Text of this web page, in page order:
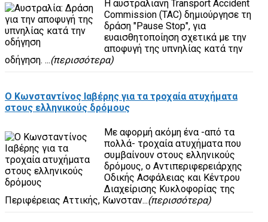
Η αυστραλιανή Transport Accident
Commission (TAC) δημιούργησε τη
δράση "Pause Stop", για
ευαισθητοποίηση σχετικά με την
αποφυγή της υπνηλίας κατά την
οδήγηση. ...(περισσότερα)
O Κωνσταντίνος Ιαβέρης για τα τροχαία ατυχήματα
στους ελληνικούς δρόμους
Με αφορμή ακόμη ένα -από τα
πολλά- τροχαία ατυχήματα που
συμβαίνουν στους ελληνικούς
δρόμους, ο Αντιπεριφερειάρχης
Οδικής Ασφάλειας και Κέντρου
Διαχείρισης Κυκλοφορίας της
Περιφέρειας Αττικής, Κωνσταν...(περισσότερα)